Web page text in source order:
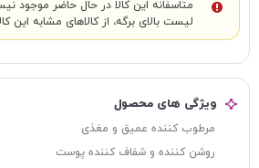
متاسفانه این کالا در حال حاضر موجود
لیست بالای برگه، از کالاهای مشابه این
ویژگی های محصول
مرطوب کننده عمیق و مغذی
روشن کننده و شفاف کننده پوست